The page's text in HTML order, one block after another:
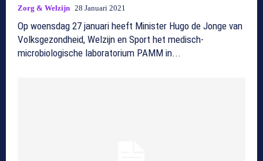
Zorg & Welzijn 28 Januari 2021
Op woensdag 27 januari heeft Minister Hugo de Jonge van
Volksgezondheid, Welzijn en Sport het medisch-
microbiologische laboratorium PAMM in...